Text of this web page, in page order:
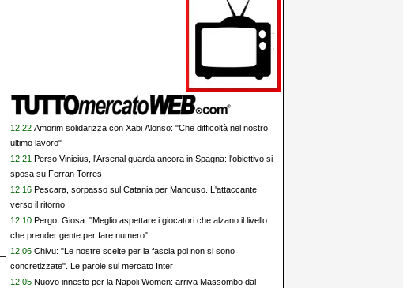
12:22 Amorim solidarizza con Xabi Alonso: "Che difficoltà nel nostro
ultimo lavoro"
12:21 Perso Vinicius, l'Arsenal guarda ancora in Spagna: l'obiettivo si
sposa su Ferran Torres
12:16 Pescara, sorpasso sul Catania per Mancuso. L'attaccante
verso il ritorno
12:10 Pergo, Giosa: "Meglio aspettare i giocatori che alzano il livello
che prender gente per fare numero"
12:06 Chivu: "Le nostre scelte per la fascia poi non si sono
concretizzate". Le parole sul mercato Inter
12:05 Nuovo innesto per la Napoli Women: arriva Massombo dal